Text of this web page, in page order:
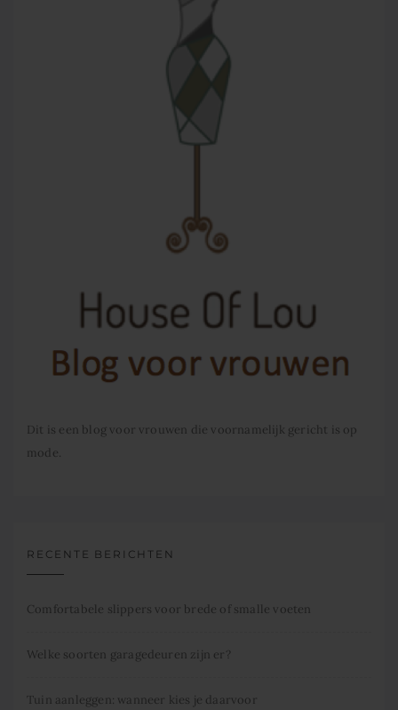
Dit is een blog voor vrouwen die voornamelijk gericht is op
mode.
RECENTE BERICHTEN
Comfortabele slippers voor brede of smalle voeten
Welke soorten garagedeuren zijn er?
Tuin aanleggen: wanneer kies je daarvoor